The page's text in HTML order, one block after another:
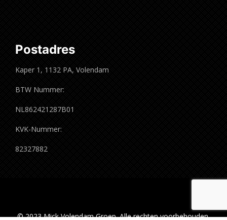
Postadres
Kaper 1, 1132 PA, Volendam
BTW Nummer:
NL862421287B01
KVK-Nummer:
82327882
© 2023 Mick Volendam Groep. Alle rechten voorbehouden.